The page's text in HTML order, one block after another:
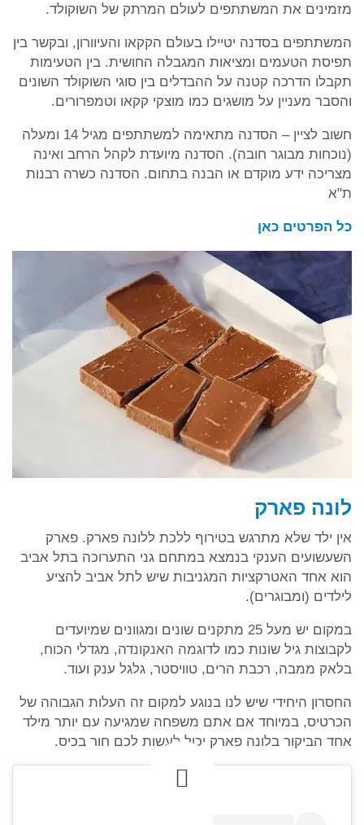
מזמינים את המשתתפים לעולם המרתק של השוקולד.
המשתתפים בסדנה יטיילו בעולם הקקאו והעיוורון, ובקשר בין
תפיסת הטעמים ומציאות המגבלה החושית. בין הטעימות
תקבלו הדרכה קטנה על ההבדלים בין סוגי השוקולד השונים
והסבר מעניין על מושגים כמו מוצקי קקאו וטמפרורים.
חשוב לציין – הסדנה מתאימה למשתתפים מגיל 14 ומעלה
(נוכחות מבוגר חובה). הסדנה מיועדת לקהל הרחב ואינה
מצריכה ידע מוקדם או הבנה בתחום. הסדנה כשרה רבנות
ת"א
כל הפרטים כאן
לונה פארק
אין ילד שלא מתרגש בטירוף ללכת ללונה פארק. פארק
השעשועים הענקי בנמצא במתחם גני התערוכה בתל אביב
הוא אחד האטרקציות המגניבות שיש לתל אביב להציע
לילדים (ומבוגרים).
במקום יש מעל 25 מתקנים שונים ומגוונים שמיועדים
לקבוצות גיל שונות כמו לדוגמה האנקונדה, מגדלי הכוח,
בלאק ממבה, רכבת הרים, טוויסטר, גלגל ענק ועוד.
החסרון היחידי שיש לנו בנוגע למקום זה העלות הגבוהה של
הכרטיס, במיוחד אם אתם משפחה שמגיעה עם יותר מילד
אחד הביקור בלונה פארק יכול לעשות לכם חור בכיס.